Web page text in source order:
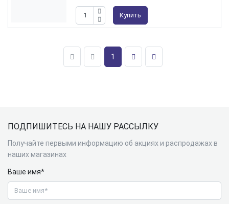
Купить
1
ПОДПИШИТЕСЬ НА НАШУ РАССЫЛКУ
Получайте первыми информацию об акциях и распродажах в
наших магазинах
Ваше имя*